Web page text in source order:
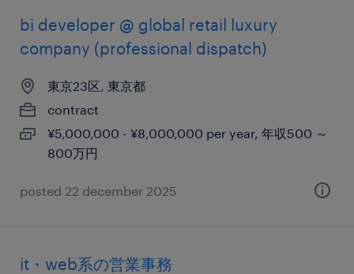
bi developer @ global retail luxury
company (professional dispatch)
東京23区, 東京都
contract
¥5,000,000 - ¥8,000,000 per year, 年収500 ～
800万円
posted 22 december 2025
it・web系の営業事務